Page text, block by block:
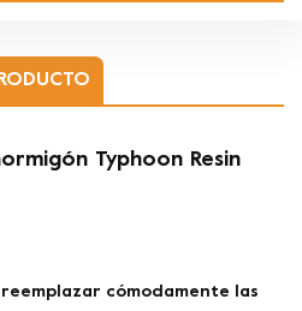
Typhoon Resin
cómodamente las